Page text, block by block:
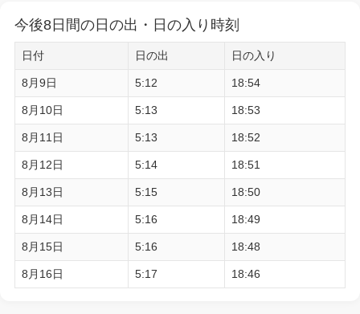
今後8日間の日の出・日の入り時刻
日付 日の出 日の入り
8月9日 5:12 18:54
8月10日 5:13 18:53
8月11日 5:13 18:52
8月12日 5:14 18:51
8月13日 5:15 18:50
8月14日 5:16 18:49
8月15日 5:16 18:48
8月16日 5:17 18:46